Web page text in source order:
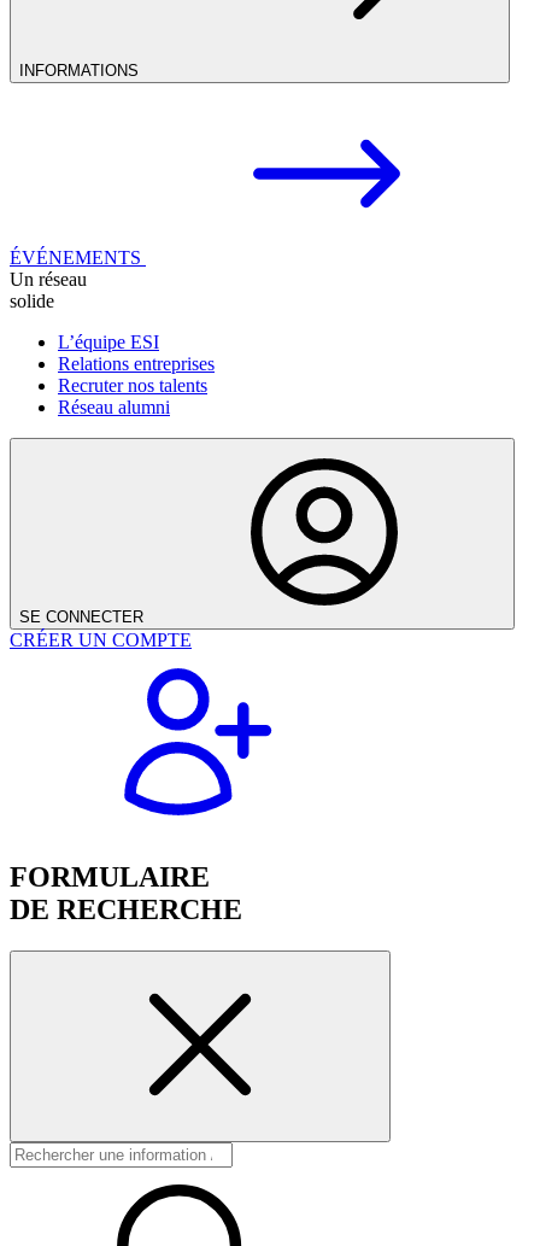
INFORMATIONS
ÉVÉNEMENTS
Un réseau
solide
L’équipe ESI
Relations entreprises
Recruter nos talents
Réseau alumni
SE CONNECTER
CRÉER UN COMPTE
FORMULAIRE
DE RECHERCHE